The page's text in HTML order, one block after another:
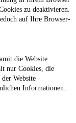
zu deaktivieren.
auf Ihre Browser-
die Website
nur Cookies, die
Website
Informationen.